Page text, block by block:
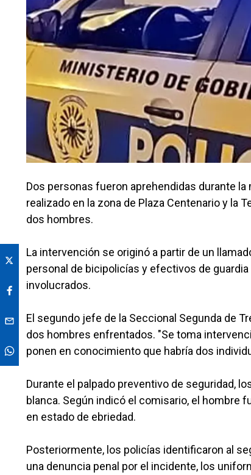
Dos personas fueron aprehendidas durante
realizado en la zona de Plaza Centenario y la
dos hombres.
La intervención se originó a partir de un
personal de bicipolicías y efectivos de
involucrados.
El segundo jefe de la Seccional Segunda de
dos hombres enfrentados. "Se toma
ponen en conocimiento que habría dos
Durante el palpado preventivo de seguridad,
blanca. Según indicó el comisario, el hombre
en estado de ebriedad.
Posteriormente, los policías identificaron al
una denuncia penal por el incidente, los